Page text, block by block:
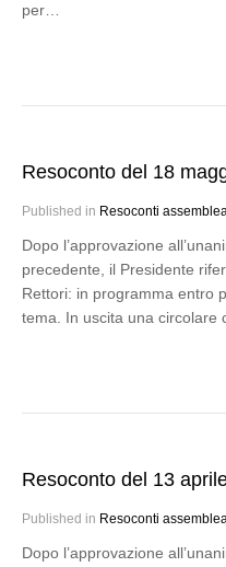
per…
Resoconto del 18
Published in Resoconti
Dopo l’approvazione
precedente, il Presidente
Rettori: in programma entro
tema. In uscita una circolare
Resoconto del 13
Published in Resoconti
Dopo l’approvazione